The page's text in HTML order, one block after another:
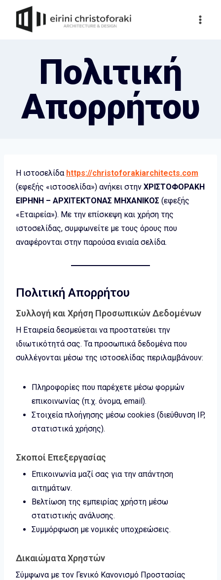
Πολιτική
Απορρήτου
Η ιστοσελίδα https://christoforakiarchitects.com
(εφεξής «ιστοσελίδα») ανήκει στην ΧΡΙΣΤΟΦΟΡΑΚΗ
ΕΙΡΗΝΗ – ΑΡΧΙΤΕΚΤΟΝΑΣ ΜΗΧΑΝΙΚΟΣ (εφεξής
«Εταιρεία»). Με την επίσκεψη και χρήση της
ιστοσελίδας, συμφωνείτε με τους όρους που
αναφέρονται στην παρούσα ενιαία σελίδα.
Πολιτική Απορρήτου
Συλλογή και Χρήση Προσωπικών Δεδομένων
Η Εταιρεία δεσμεύεται να προστατεύει την
ιδιωτικότητά σας. Τα προσωπικά δεδομένα που
συλλέγονται μέσω της ιστοσελίδας περιλαμβάνουν:
Πληροφορίες που παρέχετε μέσω φορμών
επικοινωνίας (π.χ. όνομα, email).
Στοιχεία πλοήγησης μέσω cookies (διεύθυνση IP,
στατιστικά χρήσης).
Σκοποί Επεξεργασίας
Επικοινωνία μαζί σας για την απάντηση
αιτημάτων.
Βελτίωση της εμπειρίας χρήστη μέσω
στατιστικής ανάλυσης.
Συμμόρφωση με νομικές υποχρεώσεις.
Δικαιώματα Χρηστών
Σύμφωνα με τον Γενικό Κανονισμό Προστασίας